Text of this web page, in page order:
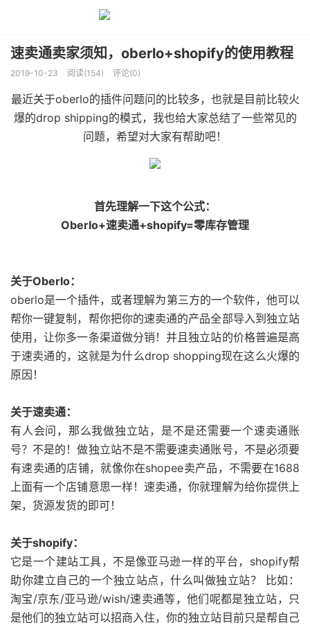
速卖通卖家须知，oberlo+shopify的使用教程
2019-10-23 阅读(154) 评论(0)
最近关于oberlo的插件问题问的比较多，也就是目前比较火
爆的drop shipping的模式，我也给大家总结了一些常见的
问题，希望对大家有帮助吧！
首先理解一下这个公式：
Oberlo+速卖通+shopify=零库存管理
关于Oberlo：
oberlo是一个插件，或者理解为第三方的一个软件，他可以
帮你一键复制，帮你把你的速卖通的产品全部导入到独立站
使用，让你多一条渠道做分销！并且独立站的价格普遍是高
于速卖通的，这就是为什么drop shopping现在这么火爆的
原因！
关于速卖通：
有人会问，那么我做独立站，是不是还需要一个速卖通账
号？不是的！做独立站不是不需要速卖通账号，不是必须要
有速卖通的店铺，就像你在shopee卖产品，不需要在1688
上面有一个店铺意思一样！速卖通，你就理解为给你提供上
架，货源发货的即可！
关于shopify：
它是一个建站工具，不是像亚马逊一样的平台，shopify帮
助你建立自己的一个独立站点，什么叫做独立站？ 比如：
淘宝/京东/亚马逊/wish/速卖通等，他们呢都是独立站，只
是他们的独立站可以招商入住，你的独立站目前只是帮自己